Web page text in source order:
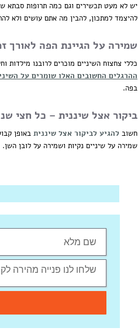
יש לא מעט תכשירים וגם כמה תרופות סבתא
להיצמד למתכון, להבין מה אתם עושים ולא
שמירה על הגיינת הפה לאורך
כללי צחצוח השיניים מוכרים לרובנו
ההרגלים החשובים האלו שומרים על
בפה.
ביקור אצל שיננית – כל חצי
חשוב להגיע לביקור אצל שיננית באופן
שמירה על שיניים נקיות ושמירה על לובן